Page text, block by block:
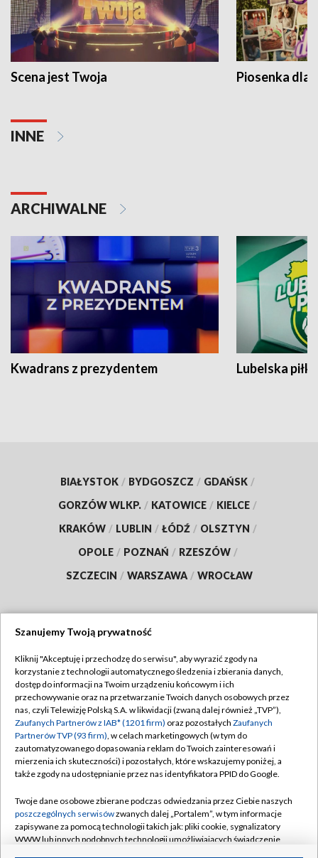
Scena jest Twoja Piosenka dla
INNE
ARCHIWALNE
Kwadrans z prezydentem Lubelska piłka
BIAŁYSTOK / BYDGOSZCZ / GDAŃSK /
GORZÓW WLKP. / KATOWICE / KIELCE /
KRAKÓW / LUBLIN / ŁÓDŹ / OLSZTYN /
OPOLE / POZNAŃ / RZESZÓW /
SZCZECIN / WARSZAWA / WROCŁAW
TVP
Abonament TVP
Emisja w TVP
Centrum informacji TVP
Naziemna Telewizja Cyfrowa
Rada Programowa
System NOS
Regulamin TVP
Polityka prywatności
Moje zgody
Pomoc
Kontakt
Szanujemy Twoją prywatność
Kliknij "Akceptuję i przechodzę do serwisu", aby wyrazić zgody na
korzystanie z technologii automatycznego śledzenia i zbierania danych,
dostęp do informacji na Twoim urządzeniu końcowym i ich
przechowywanie oraz na przetwarzanie Twoich danych osobowych przez
nas, czyli Telewizję Polską S.A. w likwidacji (zwaną dalej również „TVP”),
Zaufanych Partnerów z IAB* (1201 firm) oraz pozostałych Zaufanych
Partnerów TVP (93 firm), w celach marketingowych (w tym do
zautomatyzowanego dopasowania reklam do Twoich zainteresowań i
mierzenia ich skuteczności) i pozostałych, które wskazujemy poniżej, a
także zgody na udostępnianie przez nas identyfikatora PPID do Google.
Twoje dane osobowe zbierane podczas odwiedzania przez Ciebie naszych
poszczególnych serwisówzwanych dalej „Portalem”, w tym informacje
zapisywane za pomocą technologii takich jak: pliki cookie, sygnalizatory
WWW lub innych podobnych technologii umożliwiających świadczenie